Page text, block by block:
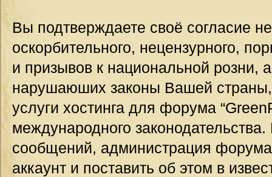
Вы подтверждаете своё согласие
оскорбительного, нецензурного,
и призывов к национальной розни,
нарушаюших законы Вашей страны,
услуги хостинга для форума
международного
сообщений, администрация
аккаунт и поставить об этом в